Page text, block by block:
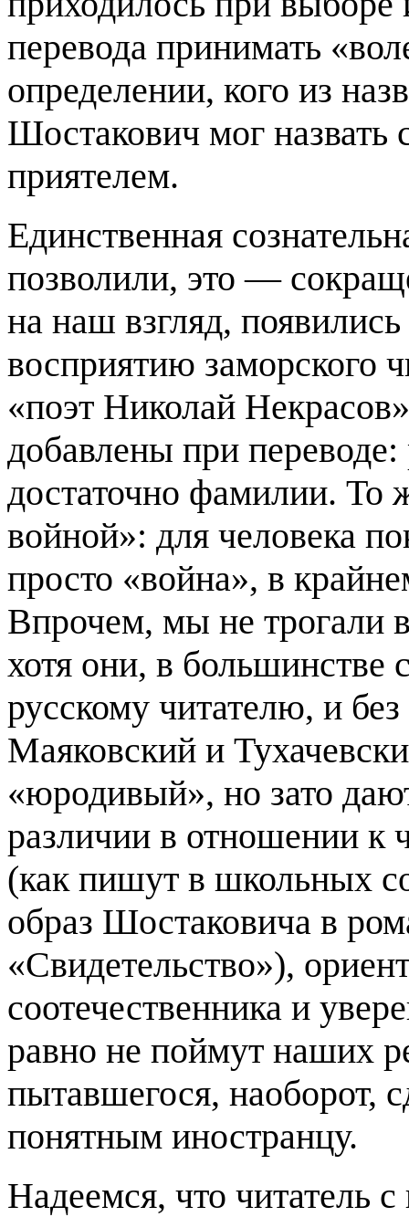
перевода принимать
определении, кого из
Шостакович мог
приятелем.
Единственная
позволили, это —
на наш взгляд,
восприятию заморского
«поэт Николай
добавлены при переводе:
достаточно фамилии.
войной»: для человека
просто «война», в
Впрочем, мы не трогали
хотя они, в большинстве
русскому читателю, и
Маяковский и
«юродивый», но зато
различии в отношении к
(как пишут в школьных
образ Шостаковича в
«Свидетельство»),
соотечественника и
равно не поймут наших
пытавшегося, наоборот,
понятным иностранцу.
Надеемся, что читатель